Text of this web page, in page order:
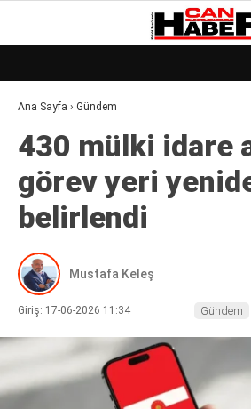
GALERİ
DÜNYA
EKONOMI
GÜNDEM
KÜLÜR – SANAT
MAGAZIN
POLITIKA
ASAYIŞ
Ana Sayfa › Gündem
430 mülki idare
görev yeri
belirlendi
Mustafa Keleş
Giriş: 17-06-2026 11:34 Gündem